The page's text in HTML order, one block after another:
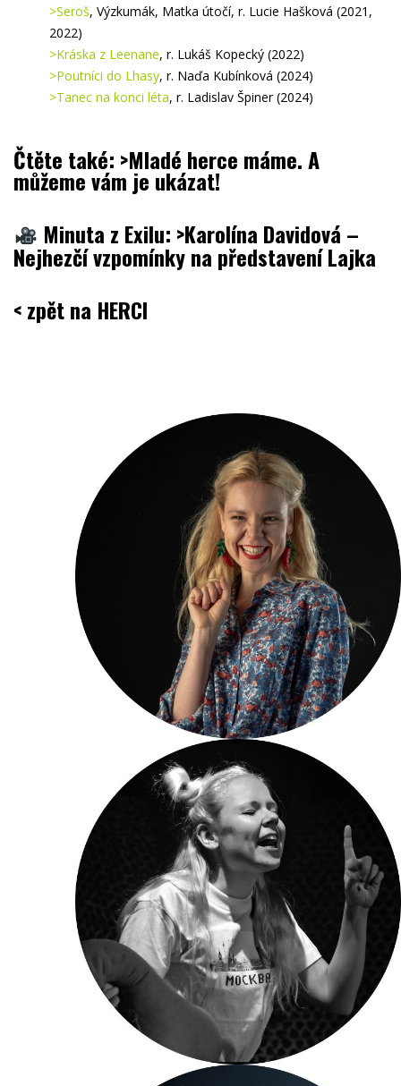
>Seroš, Výzkumák, Matka útočí, r. Lucie Hašková (2021,
2022)
>Kráska z Leenane, r. Lukáš Kopecký (2022)
>Poutníci do Lhasy, r. Naďa Kubínková (2024)
>Tanec na konci léta, r. Ladislav Špiner (2024)
Čtěte také: >Mladé herce máme. A
můžeme vám je ukázat!
Minuta z Exilu: >Karolína Davidová –
Nejhezčí vzpomínky na představení Lajka
< zpět na HERCI